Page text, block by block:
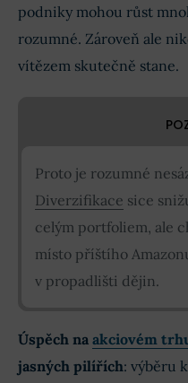
podniky mohou růst
rozumné. Zároveň ale
vítězem skutečně stane.
Proto je rozumné
Diverzifikace sice
celým portfoliem, ale
místo příštího
v propadlišti dějin.
Úspěch na akciovém
jasných pilířích: výběru